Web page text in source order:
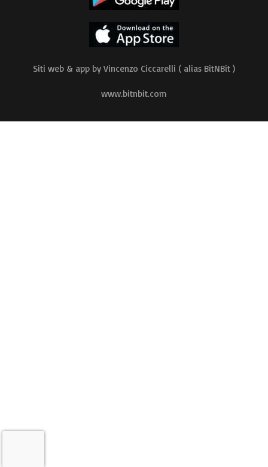
Siti web & app by Vincenzo Ciccarelli ( alias BitNBit )
www.bitnbit.com